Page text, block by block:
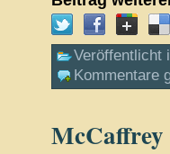
Veröffentlicht
Kommentare
McCaffrey